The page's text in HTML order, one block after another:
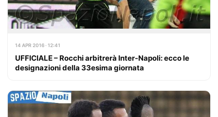
14 APR 2016 · 12:41
UFFICIALE – Rocchi arbitrerà Inter-Napoli: ecco le
designazioni della 33esima giornata